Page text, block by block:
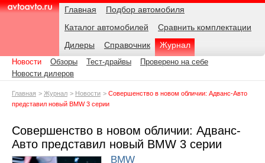
AvtoAvto.ru
Навигация Главная
Подбор автомобиля
Каталог автомобилей
Сравнить комплектации
Дилеры
Справочник Журнал
Подразделы
Новости Обзоры Тест-драйвы
Проверено на себе
Новости дилеров
Родительские
Главная Журнал Новости
Совершенство в новом обличии: Адванс-Авто
представил новый BMW 3 серии
Совершенство в новом обличии: Адванс-
Авто представил новый BMW 3 серии
BMW
Дата: